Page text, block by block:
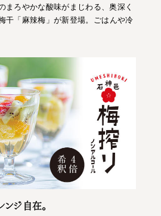
まろやかな酸味がまじわる、奥深く
干「麻辣梅」が新登場。ごはんや冷
ンジ自在。